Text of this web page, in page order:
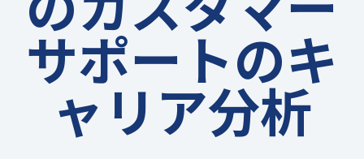
サポートのキ
ャリア分析